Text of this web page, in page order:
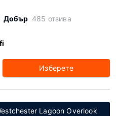
Добър 485 отзива
Изберете
Lagoon Overlook